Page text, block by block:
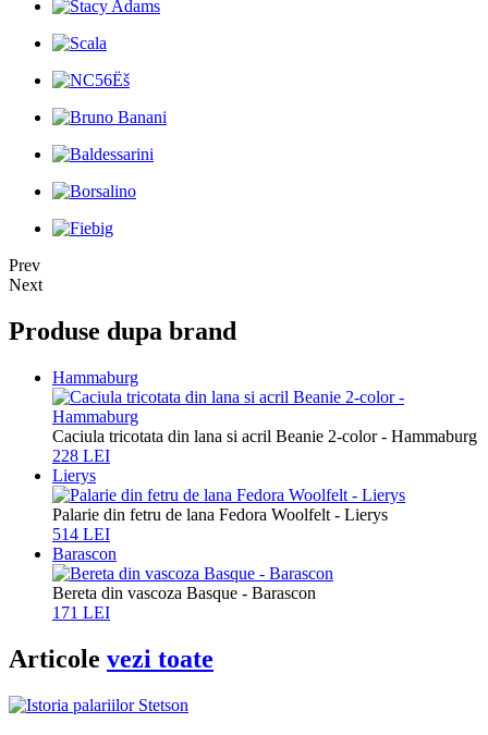
Prev
Next
Produse dupa brand
Hammaburg
Caciula tricotata din lana si acril Beanie 2-color - Hammaburg
228 LEI
Lierys
Palarie din fetru de lana Fedora Woolfelt - Lierys
514 LEI
Barascon
Bereta din vascoza Basque - Barascon
171 LEI
Articole vezi toate